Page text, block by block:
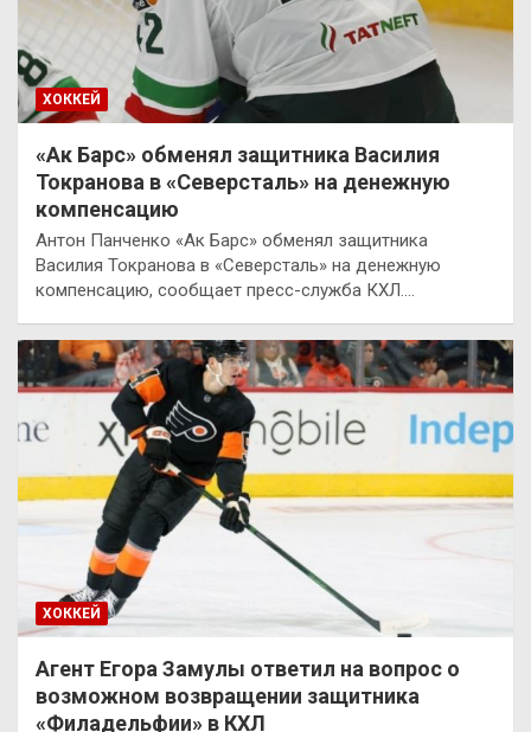
ХОККЕЙ
«Ак Барс» обменял защитника Василия
Токранова в «Северсталь» на денежную
компенсацию
Антон Панченко «Ак Барс» обменял защитника
Василия Токранова в «Северсталь» на денежную
компенсацию, сообщает пресс-служба КХЛ.…
ХОККЕЙ
Агент Егора Замулы ответил на вопрос о
возможном возвращении защитника
«Филадельфии» в КХЛ